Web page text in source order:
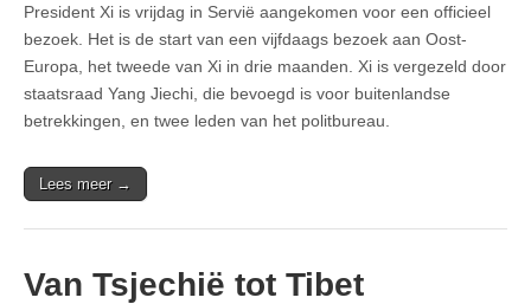
President Xi is vrijdag in Servië aangekomen voor een officieel
bezoek. Het is de start van een vijfdaags bezoek aan Oost-
Europa, het tweede van Xi in drie maanden. Xi is vergezeld door
staatsraad Yang Jiechi, die bevoegd is voor buitenlandse
betrekkingen, en twee leden van het politbureau.
Lees meer →
Van Tsjechië tot Tibet